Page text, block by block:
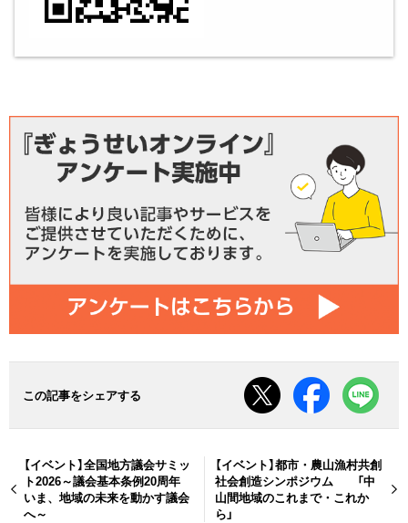
この記事をシェアする
【イベント】全国地方議会サミッ
ト2026～議会基本条例20周年
いま、地域の未来を動かす議会
へ～
【イベント】都市・農山漁村共創
社会創造シンポジウム 「中
山間地域のこれまで・これか
ら」